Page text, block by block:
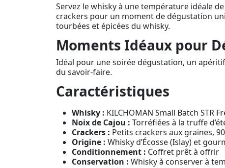
Servez le whisky à une température idéale
crackers pour un moment de dégustation
tourbées et épicées du whisky.
Moments Idéaux pour
Idéal pour une soirée dégustation, un
du savoir-faire.
Caractéristiques
Whisky : KILCHOMAN Small Batch STR
Noix de Cajou : Torréfiées à la truffe
Crackers : Petits crackers aux graines,
Origine : Whisky d’Écosse (Islay) et
Conditionnement : Coffret prêt à offrir
Conservation : Whisky à conserver à